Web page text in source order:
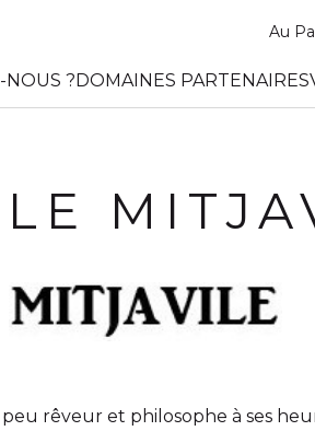
Au
NOUS ?DOMAINES PARTENAIRES
rêveur et philosophe à ses